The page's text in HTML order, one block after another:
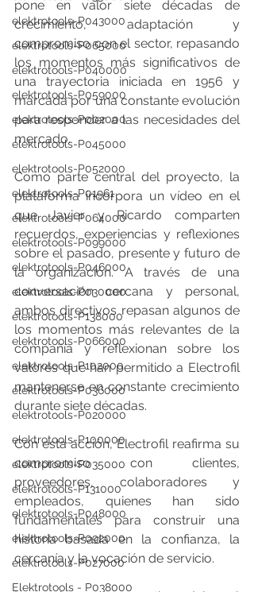
elektrotools-P043000
elektrotools-P065000
elektrotools-P040000
elektrotools-P059000
elektrotools-P002000
elektrotools-P045000
elektrotools-P052000
elektrotools-P01961
elektrotools-P064000
elektrotools-P099000
elektrotools-P046000
elektrotools-P030000
elektrotools-P138000
elektrotools-P066000
elektrotools-P102000
elektrotools-P036000
elektrotools-P020000
elektrotools-P100000
elektrotools-P035000
elektrotools-P131000
elektrotools-P048000
elektrotools-P092000
elektrotools-P027000
Elektrotools - P038000
pone en valor siete décadas de
crecimiento, adaptación y
compromiso con el sector, repasando
los momentos más significativos de
una trayectoria iniciada en 1956 y
marcada por una constante evolución
para responder a las necesidades del
mercado.
Como parte central del proyecto, la
plataforma incorpora un vídeo en el
que Javier y Ricardo comparten
recuerdos, experiencias y reflexiones
sobre el pasado, presente y futuro de
la organización. A través de una
conversación cercana y personal,
ambos directivos repasan algunos de
los momentos más relevantes de la
compañía y reflexionan sobre los
valores que han permitido a Electrofil
mantenerse en constante crecimiento
durante siete décadas.
Con esta acción, Electrofil reafirma su
compromiso con clientes,
proveedores, colaboradores y
empleados, quienes han sido
fundamentales para construir una
historia basada en la confianza, la
cercanía y la vocación de servicio.